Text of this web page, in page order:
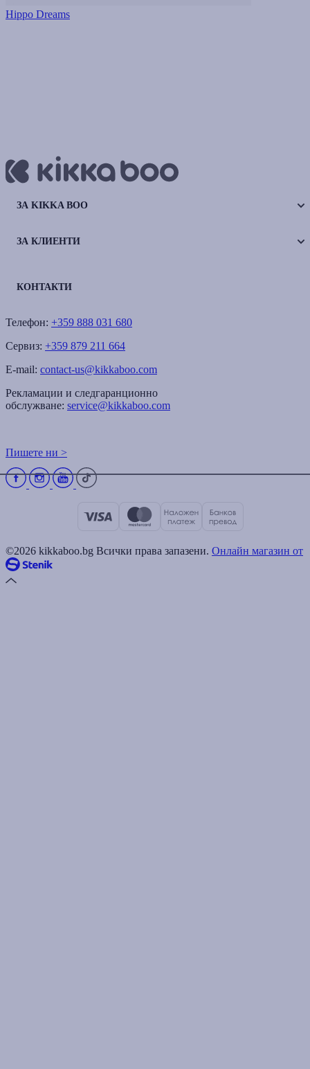
Hippo Dreams
ЗА KIKKA BOO
ЗА КЛИЕНТИ
КОНТАКТИ
Телефон: +359 888 031 680
Сервиз: +359 879 211 664
E-mail: contact-us@kikkaboo.com
Рекламации и следгаранционно
обслужване: service@kikkaboo.com
Пишете ни >
©2026 kikkaboo.bg Всички права запазени. Онлайн магазин от